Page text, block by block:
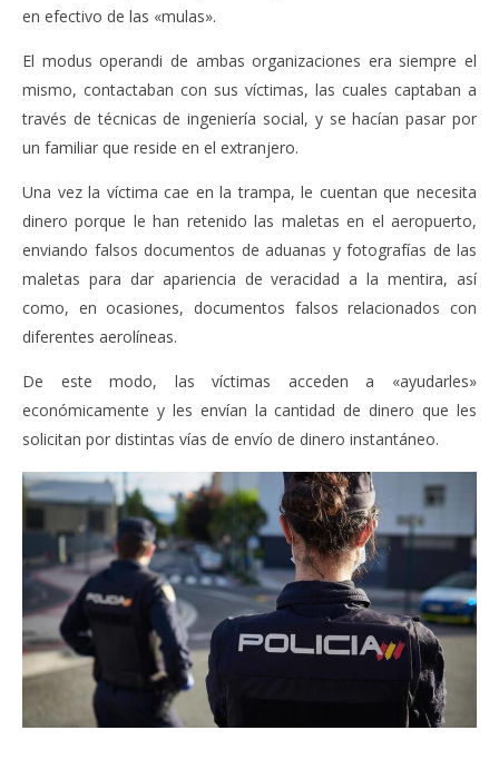
en efectivo de las «mulas».
El modus operandi de ambas organizaciones era siempre el
mismo, contactaban con sus víctimas, las cuales captaban a
través de técnicas de ingeniería social, y se hacían pasar por
un familiar que reside en el extranjero.
Una vez la víctima cae en la trampa, le cuentan que necesita
dinero porque le han retenido las maletas en el aeropuerto,
enviando falsos documentos de aduanas y fotografías de las
maletas para dar apariencia de veracidad a la mentira, así
como, en ocasiones, documentos falsos relacionados con
diferentes aerolíneas.
De este modo, las víctimas acceden a «ayudarles»
económicamente y les envían la cantidad de dinero que les
solicitan por distintas vías de envío de dinero instantáneo.